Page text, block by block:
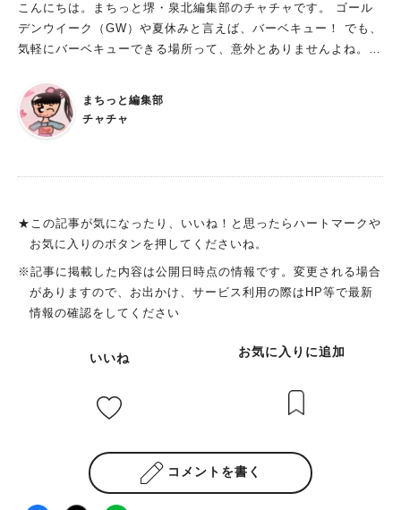
いただけると思います。 お買い物のみも大歓迎です。ラッキー
な場合は、お砂糖の妖精シュガラブちゃんに会えることも。是非
遊びにいらして下さい。」 堺市の方々に親しまれている、コン
も多いかもしれません。 初めて知ったという方は、ぜひコンペ
イトウミュージアム堺を訪れて、コンペイトウの魅力を再確認し
てみてください！ コンペイトウ作りを体験したことがある方
提供
こんにちは。まちっと堺・泉北編集部のチャチャです。 ゴール
デンウイーク（GW）や夏休みと言えば、バーベキュー！ でも、
気軽にバーベキューできる場所って、意外とありませんよね。
浜寺公園をご紹介します！ 浜寺公園のバーベキューエリア 浜寺
公園でバーベキューを楽しめるエリアは、上の画像のオレンジ色
で囲われた部分です。 かなり広域で楽しむことができますよ
道や炭捨て場、トイレもあります。 無料で利用できるバーベキ
浜寺公園でのバーベキューを楽しむ 先日、家族で浜寺公園での
バーベキューを楽しんできました。 我が家では、第2駐車場や第
3駐車場に車を止めて、その近くでバーベキューをするのが恒
がうれしいです。 浜寺公園の豊かな緑の中でバーベキュー…と
ベキューコンロを用意してくださいね。 ルールを守って楽しも
たり前のことじゃありません…。 ゴミを持ち帰ったり火の取扱
いに注意したり、最低限のマナーを心がけたいですね。 これか
らも浜寺公園でのバーベキューを楽しめるように、公園のルール
まちっと編集部
チャチャ
★この記事が気になったり、いいね！と思ったらハートマークや
お気に入りのボタンを押してくださいね。
※記事に掲載した内容は公開日時点の情報です。変更される場合
がありますので、お出かけ、サービス利用の際はHP等で最新
情報の確認をしてください
いいね お気に入りに追加
コメントを書く